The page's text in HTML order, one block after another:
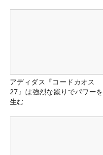
アディダス『コードカオス
27』は強烈な蹴りでパワーを
生む